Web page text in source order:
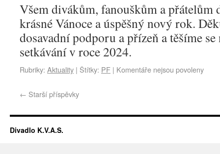
Všem divákům, fanouškům a
krásné Vánoce a úspěšný nový rok.
dosavadní podporu a přízeň a těšíme
setkávání v roce 2024.
Rubriky: Aktuality | Štítky: PF | Komentáře nejsou povoleny
← Starší příspěvky
Divadlo K.V.A.S.